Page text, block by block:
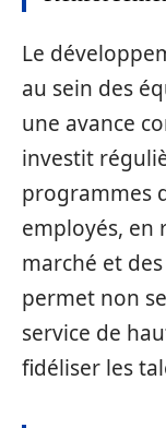
Le
au sein des
une avance
investit
programmes
employés, en
marché et
permet non
service de
fidéliser les